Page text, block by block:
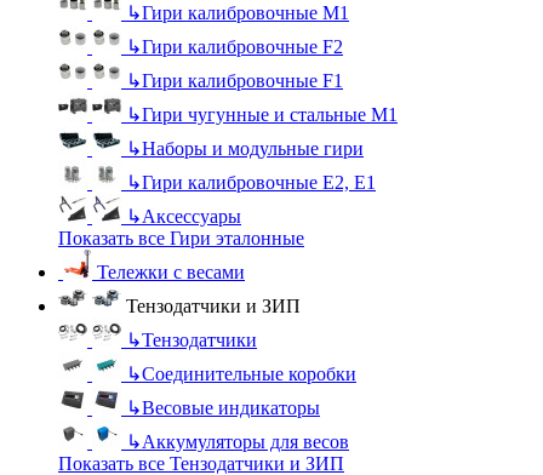
↳Гири калибровочные М1
↳Гири калибровочные F2
↳Гири калибровочные F1
↳Гири чугунные и стальные М1
↳Наборы и модульные гири
↳Гири калибровочные E2, Е1
↳Аксессуары
Показать все Гири эталонные
Тележки с весами
Тензодатчики и ЗИП
↳Тензодатчики
↳Соединительные коробки
↳Весовые индикаторы
↳Аккумуляторы для весов
Показать все Тензодатчики и ЗИП